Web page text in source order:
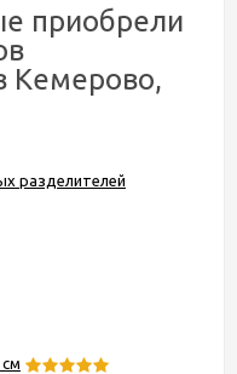
приобрели
Кемерово,
разделителей